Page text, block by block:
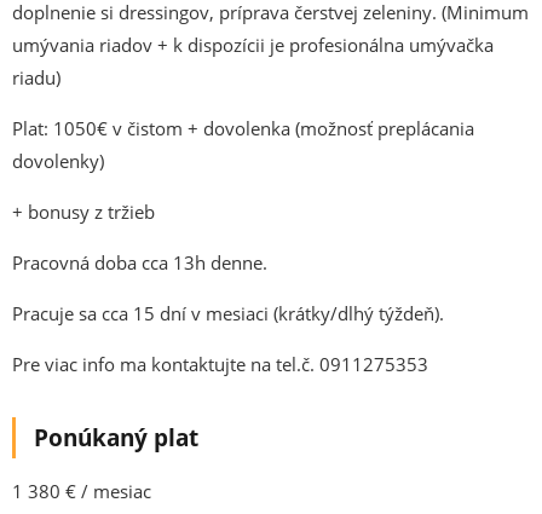
doplnenie si dressingov, príprava čerstvej zeleniny. (Minimum
umývania riadov + k dispozícii je profesionálna umývačka
riadu)
Plat: 1050€ v čistom + dovolenka (možnosť preplácania
dovolenky)
+ bonusy z tržieb
Pracovná doba cca 13h denne.
Pracuje sa cca 15 dní v mesiaci (krátky/dlhý týždeň).
Pre viac info ma kontaktujte na tel.č. 0911275353
Ponúkaný plat
1 380 € / mesiac